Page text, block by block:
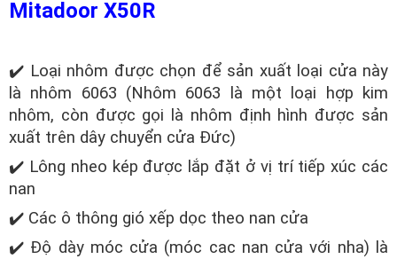
Mitadoor X50R
✔️ Loại nhôm được chọn để sản xuất loại cửa này
là nhôm 6063 (Nhôm 6063 là một loại hợp kim
nhôm, còn được gọi là nhôm định hình được sản
xuất trên dây chuyển cửa Đức)
✔️ Lông nheo kép được lắp đặt ở vị trí tiếp xúc các
nan
✔️ Các ô thông gió xếp dọc theo nan cửa
✔️ Độ dày móc cửa (móc cac nan cửa với nha) là